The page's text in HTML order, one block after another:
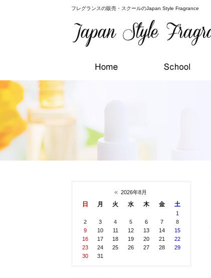
フレグランスの販売・スクールのJapan Style Fragrance
« 2026年8月
日 月 火 水 木 金 土
1
2
3 4 5 6 7
8
9
10 11 12 13 14
15
16
17 18 19 20 21
22
23
24 25 26 27 28
29
30
31